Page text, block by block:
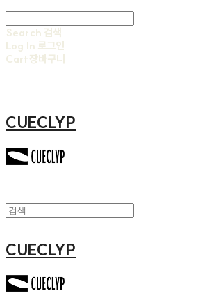
Search 검색
Log In 로그인
Cart장바구니
CUECLYP
CUECLYP